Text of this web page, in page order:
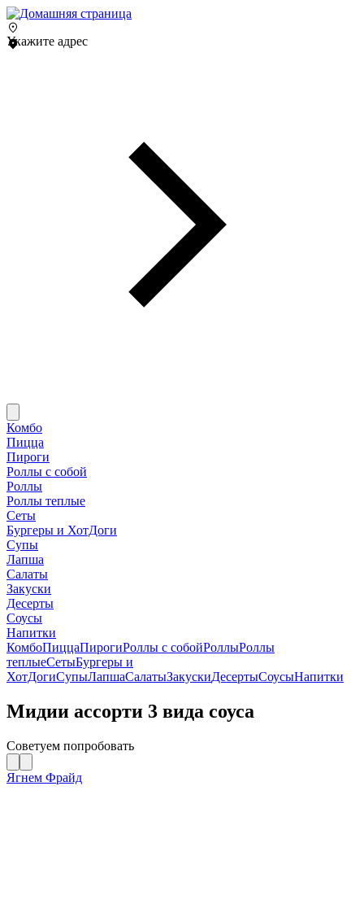
Укажите адрес
Комбо
Пицца
Пироги
Роллы с собой
Роллы
Роллы теплые
Сеты
Бургеры и ХотДоги
Супы
Лапша
Салаты
Закуски
Десерты
Соусы
Напитки
КомбоПиццаПирогиРоллы с собойРоллыРоллы
теплыеСетыБургеры и
ХотДогиСупыЛапшаСалатыЗакускиДесертыСоусыНапитки
Мидии ассорти 3 вида соуса
Советуем попробовать
Ягнем Фрайд